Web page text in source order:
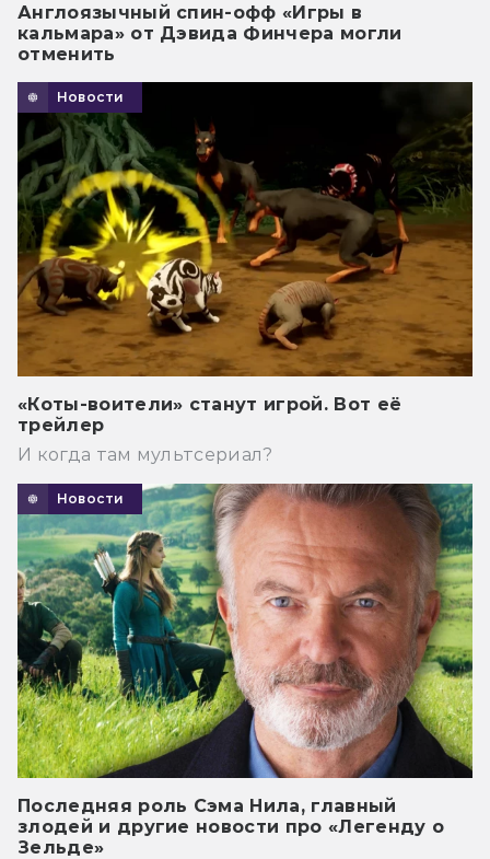
Англоязычный спин-офф «Игры в
кальмара» от Дэвида Финчера могли
отменить
Новости
«Коты-воители» станут игрой. Вот её
трейлер
И когда там мультсериал?
Новости
Последняя роль Сэма Нила, главный
злодей и другие новости про «Легенду о
Зельде»